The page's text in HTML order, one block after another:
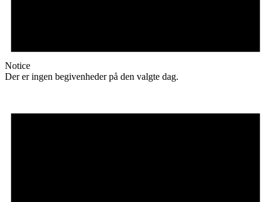
Notice
Der er ingen begivenheder på den valgte dag.